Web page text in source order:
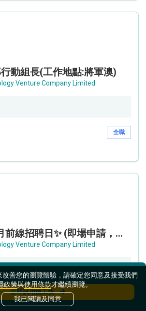
動組長(工作地點:將軍澳)
Venture Company Limited
全職
HKTVmall 8月前線招聘日✨ (即場申請，即場面試) - 設新人獎金高達 16,000 !!!✨
Venture Company Limited
/ 月薪
立即試用搵工快
善您的瀏覽體驗，請確定您同意及接受我們
政策與使用條款才繼續瀏覽。
我已閱讀及同意